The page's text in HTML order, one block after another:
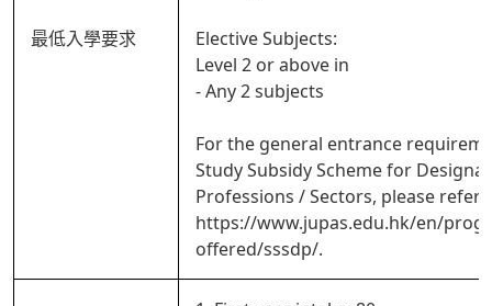
最低入學要求
Elective Subjects:
Level 2 or above in
- Any 2 subjects
For the general entrance
Study Subsidy Scheme for
Professions / Sectors, please refer
https://www.jupas.edu.hk/en/
offered/sssdp/.